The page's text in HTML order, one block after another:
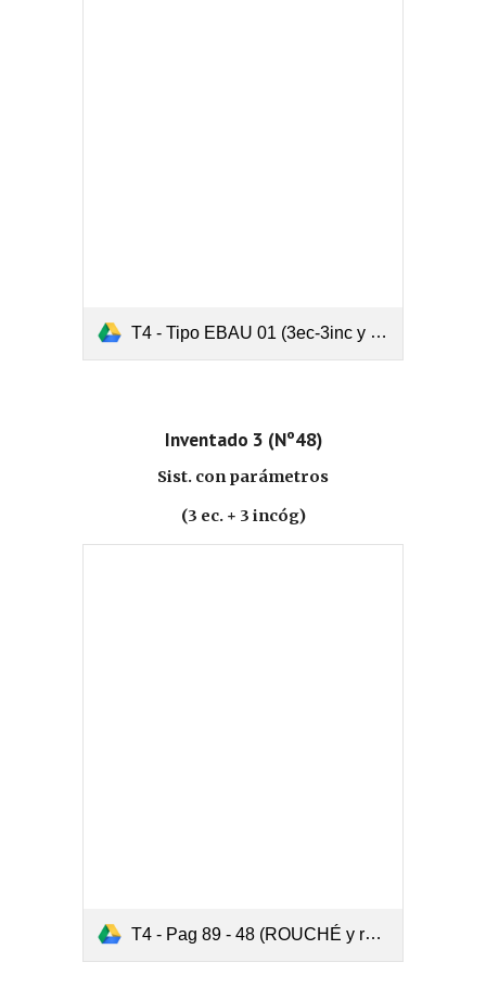
T4 - Tipo EBAU 01 (3ec-3inc y resolver).pdf
Inventado 3 (Nº48)
Sist. con parámetros
(3 ec. + 3 incóg)
T4 - Pag 89 - 48 (ROUCHÉ y resolver por los 3 métodos).pdf